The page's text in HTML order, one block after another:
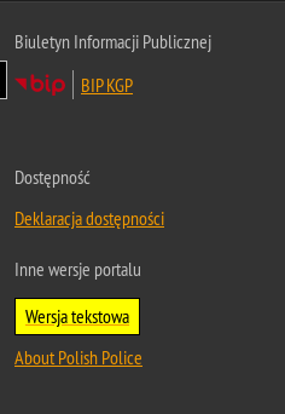
Biuletyn Informacji Publicznej
BIP KGP
Dostępność
Deklaracja dostępności
Inne wersje portalu
Wersja tekstowa
About Polish Police